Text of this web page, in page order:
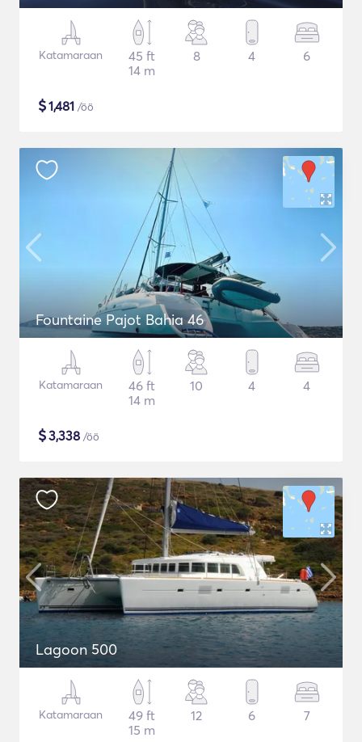
Katamaraan
45 ft
14 m
8 4 6
$1,481 /öö
Fountaine Pajot Bahia 46
Katamaraan
46 ft
14 m
10 4 4
$3,338 /öö
Lagoon 500
Katamaraan
49 ft
15 m
12 6 7